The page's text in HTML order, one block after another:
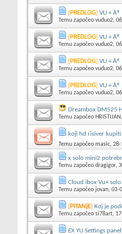
[PREDLOG] VU +
Temu započeo vuduo2,
[PREDLOG] VU +
Temu započeo vuduo2,
[PREDLOG] VU + Â®
Temu započeo vuduo2,
[PREDLOG] VU + Â®
Temu započeo vuduo2,
Dreambox DM525
Temu započeo HRISTIJAN
koji hd risiver kupiti
Temu započeo masic,
x solo mini2
Temu započeo dragigor,
Cloud ibox Vu+ solo
Temu započeo jovan, 03-
[PITANjE] Koj je
Temu započeo si78art,
EX YU Settings panel